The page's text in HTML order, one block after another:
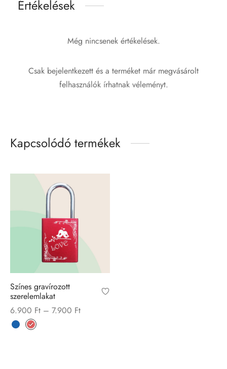
Értékelések
Még nincsenek értékelések.
Csak bejelentkezett és a terméket már megvásárolt
felhasználók írhatnak véleményt.
Kapcsolódó termékek
Színes gravírozott
szerelemlakat
6.900 Ft – 7.900 FtPrice